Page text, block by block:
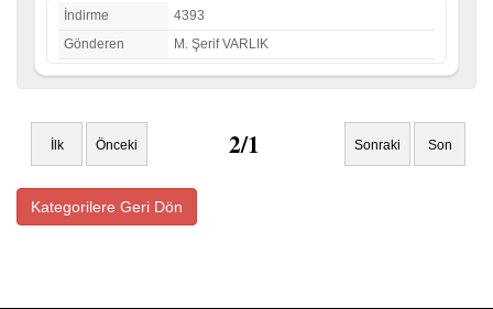
İndirme
4393
Gönderen
M. Şerif VARLIK
İlk Önceki 2/1 Sonraki Son
Kategorilere Geri Dön